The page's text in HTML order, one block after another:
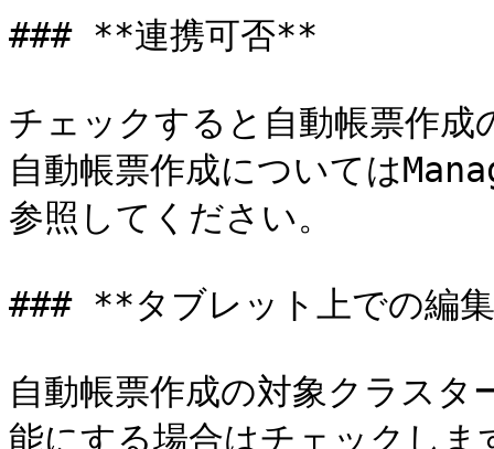
### **連携可否**
チェックすると自動帳票作
自動帳票作成については
参照してください。
### **タブレット上での編
自動帳票作成の対象クラス
能にする場合はチェックしま